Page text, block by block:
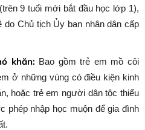
9 tuổi mới bắt đầu học lớp 1),
do Chủ tịch Ủy ban nhân dân cấp
khăn: Bao gồm trẻ em mồ côi
ở những vùng có điều kiện kinh
hoặc trẻ em người dân tộc thiểu
phép nhập học muộn để gia đình